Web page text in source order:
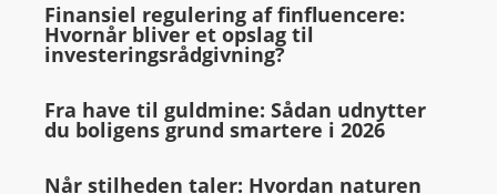
Finansiel regulering af finfluencere:
Hvornår bliver et opslag til
investeringsrådgivning?
Fra have til guldmine: Sådan udnytter
du boligens grund smartere i 2026
Når stilheden taler: Hvordan naturen